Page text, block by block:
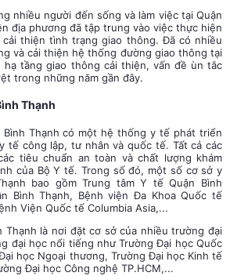
nhiều người đến sống và làm việc tại Quận
địa phương đã tập trung vào việc thực hiện
cải thiện tình trạng giao thông. Đã có nhiều
và cải thiện hệ thống đường giao thông tại
hạ tầng giao thông cải thiện, vấn đề ùn tắc
trong những năm gần đây.
Thạnh
Thạnh có một hệ thống y tế phát triển
tế công lập, tư nhân và quốc tế. Tất cả các
tiêu chuẩn an toàn và chất lượng khám
của Bộ Y tế. Trong số đó, một số cơ sở y
bao gồm Trung tâm Y tế Quận Bình
Bình Thạnh, Bệnh viện Đa Khoa Quốc tế
Viện Quốc tế Columbia Asia,...
Thạnh là nơi đặt cơ sở của nhiều trường đại
đại học nổi tiếng như Trường Đại học Quốc
học Ngoại thương, Trường Đại học Kinh tế
Đại học Công nghệ TP.HCM,...